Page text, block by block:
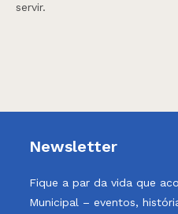
servir.
Newsletter
Fique a par da vida que
Municipal – eventos,